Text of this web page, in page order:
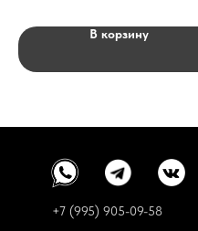
В корзину
+7 (995) 905-09-58